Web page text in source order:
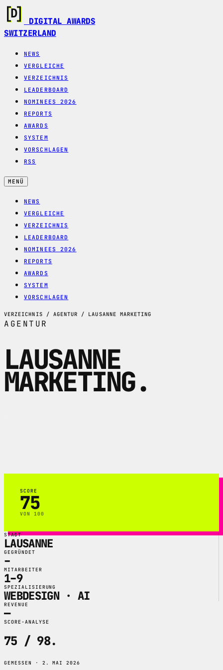
DIGITAL AWARDS
SWITZERLAND
NEWS
VERGLEICHE
VERZEICHNIS
LEADERBOARD
NOMINEES 2026
REPORTS
AWARDS
SYSTEM
VORSCHLAGEN
RSS
MENÜ
NEWS
VERGLEICHE
VERZEICHNIS
LEADERBOARD
NOMINEES 2026
REPORTS
AWARDS
SYSTEM
VORSCHLAGEN
VERZEICHNIS / AGENTUR / LAUSANNE MARKETING
AGENTUR
LAUSANNE
MARKETING.
SCORE
75
VON 100
STADT
LAUSANNE
GEGRÜNDET
–
MITARBEITER
1–9
SPEZIALISIERUNG
WEBDESIGN · AI
REVENUE
—
SCORE-ANALYSE
75 / 98.
GEMESSEN · 2. MAI 2026